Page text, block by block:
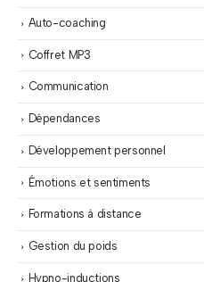
Auto-coaching
Coffret MP3
Communication
Dépendances
Développement personnel
Émotions et sentiments
Formations à distance
Gestion du poids
Hypno-inductions